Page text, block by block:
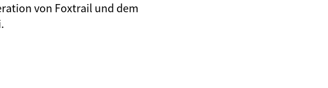
von Foxtrail und dem